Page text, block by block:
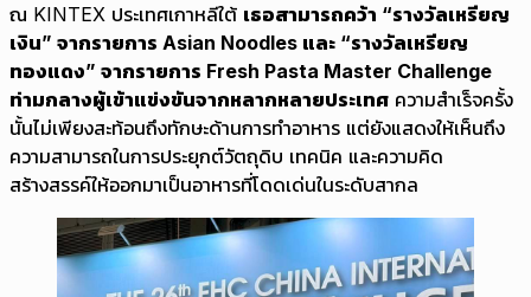
ณ KINTEX ประเทศเกาหลีใต้ เธอสามารถคว้า “รางวัลเหรียญ
เงิน” จากรายการ Asian Noodles และ “รางวัลเหรียญ
ทองแดง” จากรายการ Fresh Pasta Master Challenge
ท่ามกลางผู้เข้าแข่งขันจากหลากหลายประเทศ ความสำเร็จครั้ง
นั้นไม่เพียงสะท้อนถึงทักษะด้านการทำอาหาร แต่ยังแสดงให้เห็นถึง
ความสามารถในการประยุกต์วัตถุดิบ เทคนิค และความคิด
สร้างสรรค์ให้ออกมาเป็นอาหารที่โดดเด่นในระดับสากล